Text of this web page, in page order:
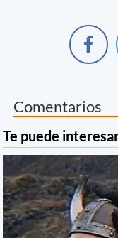
Comentarios